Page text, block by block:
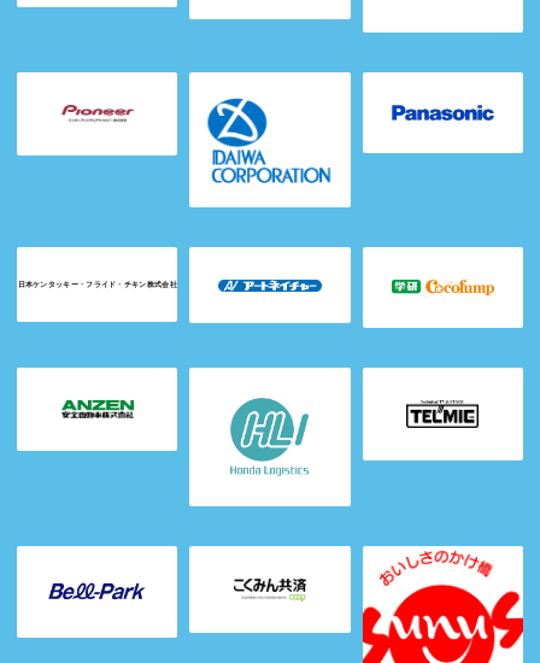
日本ケンタッキー・フライド・チキン株式会社